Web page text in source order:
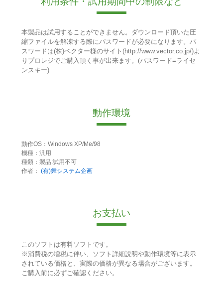
本製品は試用することができません。ダウンロード頂いた圧
縮ファイルを解凍する際にパスワードが必要になります。パ
スワードは(株)ベクター様のサイト(http://www.vector.co.jp/)よ
りプロレジでご購入頂く事が出来ます。(パスワード=ライセ
ンスキー)
動作環境
動作OS：Windows XP/Me/98
機種：汎用
種類：製品:試用不可
作者： (有)舞システム企画
お支払い
このソフトは有料ソフトです。
※消費税の増税に伴い、ソフト詳細説明や動作環境等に表示
されている価格と、実際の価格が異なる場合がございます。
ご購入前に必ずご確認ください。